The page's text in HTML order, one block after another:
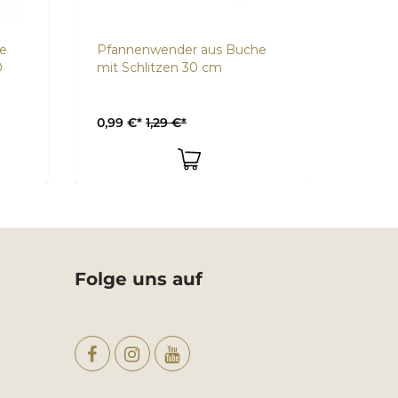
Pfannenwender aus Buche
mit Schlitzen 30 cm
0,99 €* 1,29 €*
Folge uns auf